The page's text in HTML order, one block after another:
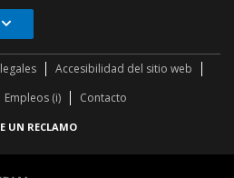
Accesibilidad del sitio web
Empleos (i) Contacto
UN RECLAMO